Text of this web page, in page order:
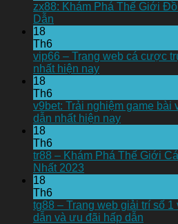
zx88: Khám Phá Thế Giới
Dẫn
18
Th6
vip66 – Trang web cá cược
nhất hiện nay
18
Th6
v9bet: Trải nghiệm game bài
dẫn nhất hiện nay
18
Th6
tr88 – Khám Phá Thế Giới
Nhất 2023
18
Th6
tg88 – Trang web giải trí số
dẫn và ưu đãi hấp dẫn